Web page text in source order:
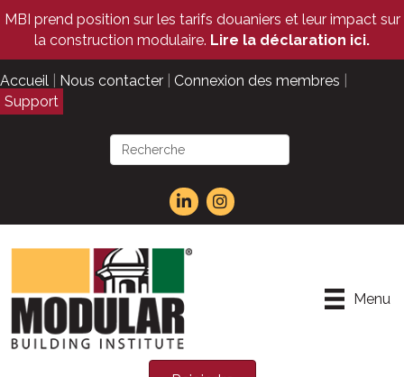
MBI prend position sur les tarifs douaniers et leur impact sur
la construction modulaire. Lire la déclaration ici.
Accueil Nous contacter Connexion des membres
Support
Menu